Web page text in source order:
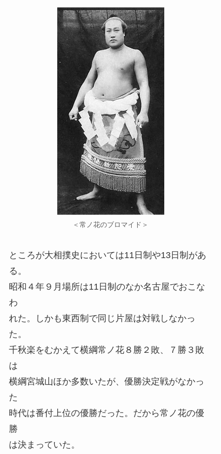
＜常ノ花のブロマイド＞
ところが大相撲史においては11日制や13日制があ
る。
昭和４年９月場所は11日制のなか名古屋でおこな
わ
れた。しかも東西制で同じ片屋は対戦しなかっ
た。
千秋楽をむかえて横綱常ノ花８勝２敗、７勝３敗
は
横綱宮城山ほか多数いたが、優勝決定戦がなかっ
た
時代は番付上位の優勝だった。だから常ノ花の優
勝
は決まっていた。